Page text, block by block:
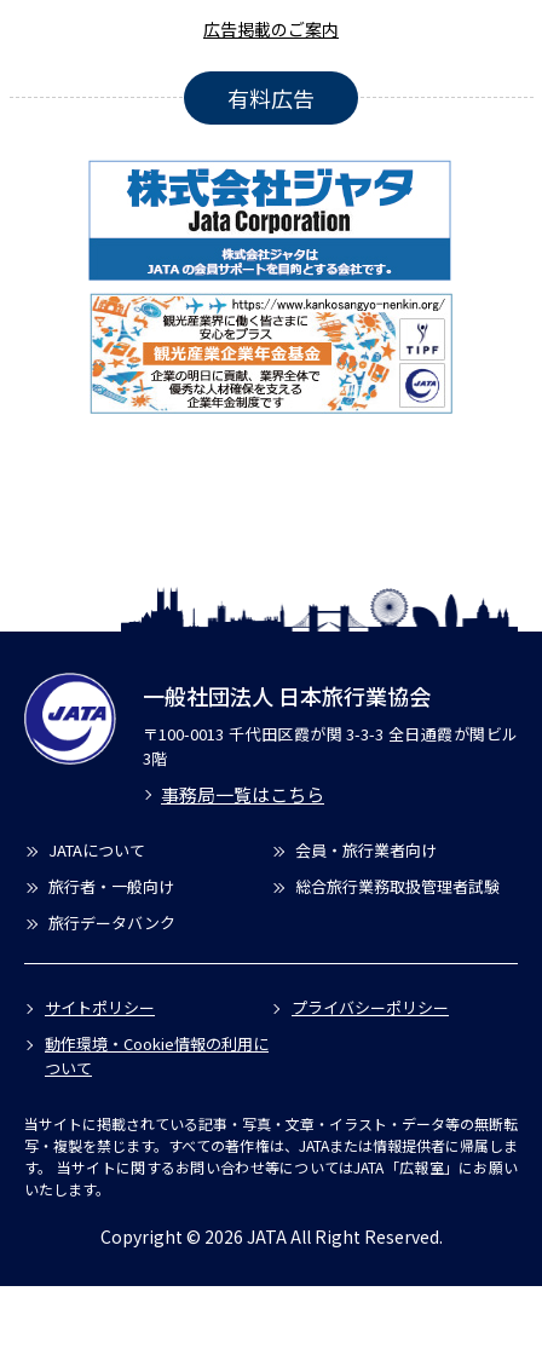
広告掲載のご案内
有料広告
一般社団法人 日本旅行業協会
〒100-0013 千代田区霞が関 3-3-3 全日通霞が関ビル
3階
事務局一覧はこちら
JATAについて
会員・旅行業者向け
旅行者・一般向け
総合旅行業務取扱管理者試験
旅行データバンク
サイトポリシー
プライバシーポリシー
動作環境・Cookie情報の利用に
ついて
当サイトに掲載されている記事・写真・文章・イラスト・データ等の無断転
写・複製を禁じます。すべての著作権は、JATAまたは情報提供者に帰属しま
す。
当サイトに関するお問い合わせ等についてはJATA「広報室」にお願い
いたします。
Copyright © 2026 JATA All Right Reserved.